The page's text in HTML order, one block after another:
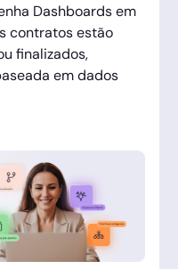
Dashboards em
contratos estão
finalizados,
em dados